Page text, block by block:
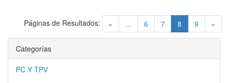
« ... 6 7 8 (current)
9 »
Páginas de Resultados:
Categorías
PC Y TPV